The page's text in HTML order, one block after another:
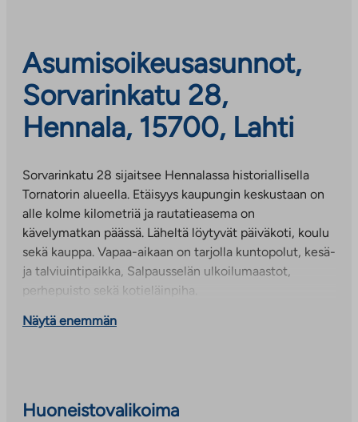
Asumisoikeusasunnot,
Sorvarinkatu 28,
Hennala, 15700, Lahti
Sorvarinkatu 28 sijaitsee Hennalassa historiallisella
Tornatorin alueella. Etäisyys kaupungin keskustaan on
alle kolme kilometriä ja rautatieasema on
kävelymatkan päässä. Läheltä löytyvät päiväkoti, koulu
sekä kauppa. Vapaa-aikaan on tarjolla kuntopolut, kesä-
ja talviuintipaikka, Salpausselän ulkoilumaastot,
perhepuisto sekä kotieläinpiha.
Näytä enemmän
Huoneistovalikoima